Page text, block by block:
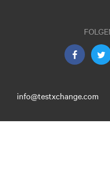
info@testxchange.com